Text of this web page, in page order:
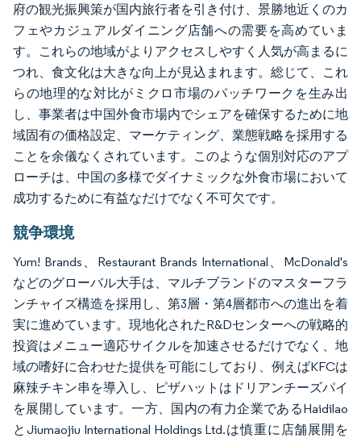
府の観光振興策が国内旅行者を引き付け、景勝地近くのカ
フェやカジュアルダイニング店舗への需要を高めていま
す。これらの地域がよりアクセスしやすく人気が高まるに
つれ、食文化は大きな向上が見込まれます。総じて、これ
らの地理的な対比がミクロ市場のパッチワークを生み出
し、事業者は中国外食市場内でシェアを確保するために地
域固有の価格設定、マーケティング、業態戦略を採用する
ことを余儀なくされています。このような個別対応のアプ
ローチは、中国の多様でダイナミックな外食市場において
成功するために有益なだけでなく不可欠です。
競争環境
Yum! Brands、Restaurant Brands International、McDonald's
などのグローバル大手は、マルチブランドのマスターフラ
ンチャイズ構造を採用し、第3層・第4層都市への進出を着
実に進めています。現地化されたR&Dセンターへの戦略的
投資はメニュー適応サイクルを加速させるだけでなく、地
域の嗜好に合わせた提供を可能にしており、例えばKFCは
麻辣チキン串を導入し、ピザハットはドリアンチーズパイ
を展開しています。一方、国内の有力企業であるHaidilao
とJiumaojiu International Holdings Ltd.は慎重に店舗展開を